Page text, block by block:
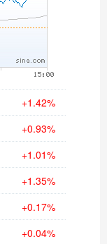
+1.42%
+0.93%
+1.01%
+1.35%
+0.17%
+0.04%